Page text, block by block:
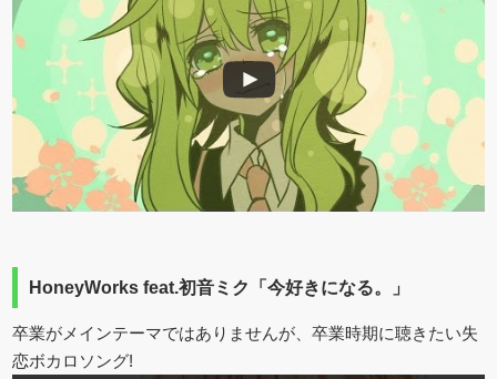
HoneyWorks feat.初音ミク「今好きになる。」
卒業がメインテーマではありませんが、卒業時期に聴きたい失
恋ボカロソング!